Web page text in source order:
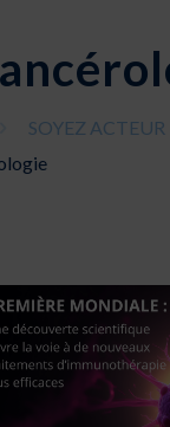
SOYEZ